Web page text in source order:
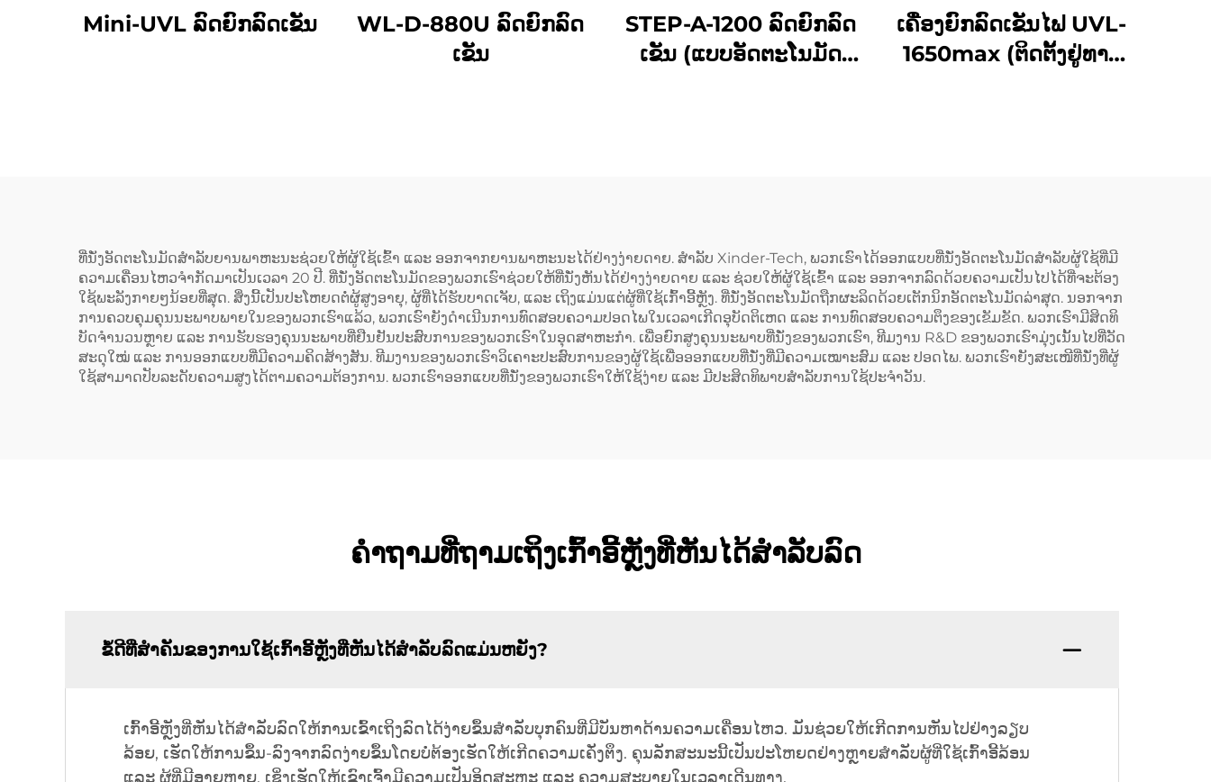
Mini-UVL ລົດຍົກລົດເຂັນ
WL-D-880U ລົດຍົກລົດ
ເຂັນ
STEP-A-1200 ລົດຍົກລົດ
ເຂັນ (ແບບອັດຕະໂນມັດ
ເຄື່ອງຍົກລົດເຂັນໄຟ UVL-
1650max (ຕິດຕັ້ງຢູ່ທາງ
ທີ່ນັ່ງອັດຕະໂນມັດສຳລັບຍານພາຫະນະຊ່ວຍໃຫ້ຜູ້ໃຊ້ເຂົ້າ ແລະ ອອກຈາກຍານພາຫະນະໄດ້ຢ່າງງ່າຍດາຍ. ສຳລັບ Xinder-Tech, ພວກເຮົາໄດ້ອອກແບບທີ່ນັ່ງອັດຕະໂນມັດສຳລັບຜູ້ໃຊ້ທີ່ມີ
ຄວາມເຄື່ອນໄຫວຈຳກັດມາເປັນເວລາ 20 ປີ. ທີ່ນັ່ງອັດຕະໂນມັດຂອງພວກເຮົາຊ່ວຍໃຫ້ທີ່ນັ່ງຫັນໄດ້ຢ່າງງ່າຍດາຍ ແລະ ຊ່ວຍໃຫ້ຜູ້ໃຊ້ເຂົ້າ ແລະ ອອກຈາກລົດດ້ວຍຄວາມເປັນໄປໄດ້ທີ່ຈະຕ້ອງ
ໃຊ້ພະລັງກາຍໆນ້ອຍທີ່ສຸດ. ສິ່ງນີ້ເປັນປະໂຫຍດຕໍ່ຜູ້ສູງອາຍຸ, ຜູ້ທີ່ໄດ້ຮັບບາດເຈັບ, ແລະ ເຖິງແມ່ນແຕ່ຜູ້ທີ່ໃຊ້ເກົ້າອີ້ຫຼັງ. ທີ່ນັ່ງອັດຕະໂນມັດຖືກຜະລິດດ້ວຍເຕັກນິກອັດຕະໂນມັດລ່າສຸດ. ນອກຈາກ
ການຄວບຄຸມຄຸນນະພາບພາຍໃນຂອງພວກເຮົາແລ້ວ, ພວກເຮົາຍັງດຳເນີນການທົດສອບຄວາມປອດໄພໃນເວລາເກີດອຸບັດຕິເຫດ ແລະ ການທົດສອບຄວາມຕຶງຂອງເຂັມຂັດ. ພວກເຮົາມີສິດທິ
ບັດຈຳນວນຫຼາຍ ແລະ ການຮັບຮອງຄຸນນະພາບທີ່ຢືນຢັນປະສົບການຂອງພວກເຮົາໃນອຸດສາຫະກຳ. ເພື່ອຍົກສູງຄຸນນະພາບທີ່ນັ່ງຂອງພວກເຮົາ, ທີມງານ R&D ຂອງພວກເຮົາມຸ່ງເນັ້ນໄປທີ່ວັດ
ສະດຸໃໝ່ ແລະ ການອອກແບບທີ່ມີຄວາມຄິດສ້າງສັນ. ທີມງານຂອງພວກເຮົາວິເຄາະປະສົບການຂອງຜູ້ໃຊ້ເພື່ອອອກແບບທີ່ນັ່ງທີ່ມີຄວາມເໝາະສົມ ແລະ ປອດໄພ. ພວກເຮົາຍັງສະເໜີທີ່ນັ່ງທີ່ຜູ້
ໃຊ້ສາມາດປັບລະດັບຄວາມສູງໄດ້ຕາມຄວາມຕ້ອງການ. ພວກເຮົາອອກແບບທີ່ນັ່ງຂອງພວກເຮົາໃຫ້ໃຊ້ງ່າຍ ແລະ ມີປະສິດທິພາບສຳລັບການໃຊ້ປະຈຳວັນ.
ຄຳຖາມທີ່ຖາມເຖິງເກົ້າອີ້ຫຼັງທີ່ຫັນໄດ້ສຳລັບລົດ
ຂໍ້ດີທີ່ສຳຄັນຂອງການໃຊ້ເກົ້າອີ້ຫຼັງທີ່ຫັນໄດ້ສຳລັບລົດແມ່ນຫຍັງ?
ເກົ້າອີ້ຫຼັງທີ່ຫັນໄດ້ສຳລັບລົດໃຫ້ການເຂົ້າເຖິງລົດໄດ້ງ່າຍຂຶ້ນສຳລັບບຸກຄົນທີ່ມີບັນຫາດ້ານຄວາມເຄື່ອນໄຫວ. ມັນຊ່ວຍໃຫ້ເກີດການຫັນໄປຢ່າງລຽບ
ລ້ອຍ, ເຮັດໃຫ້ການຂຶ້ນ-ລົງຈາກລົດງ່າຍຂຶ້ນໂດຍບໍ່ຕ້ອງເຮັດໃຫ້ເກີດຄວາມເຄັ່ງຕຶງ. ຄຸນລັກສະນະນີ້ເປັນປະໂຫຍດຢ່າງຫຼາຍສຳລັບຜູ້ທີ່ໃຊ້ເກົ້າອີ້ລ້ອນ
ແລະ ຜູ້ທີ່ມີອາຍຸຫຼາຍ, ເຊິ່ງເຮັດໃຫ້ເຂົາເຈົ້າມີຄວາມເປັນອິດສະຫຼະ ແລະ ຄວາມສະບາຍໃນເວລາເດີນທາງ.